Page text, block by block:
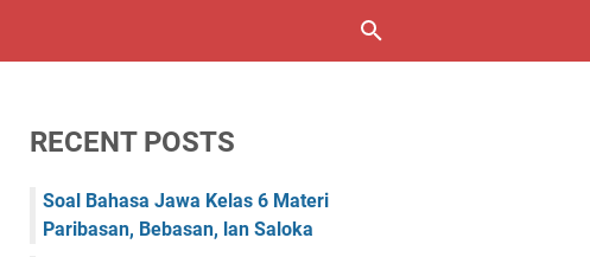
RECENT POSTS
Soal Bahasa Jawa Kelas 6 Materi
Paribasan, Bebasan, lan Saloka